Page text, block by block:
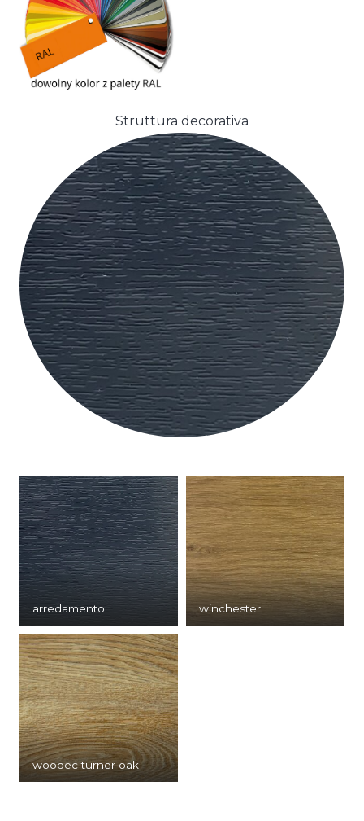
Struttura decorativa
arredamento winchester
woodec turner oak